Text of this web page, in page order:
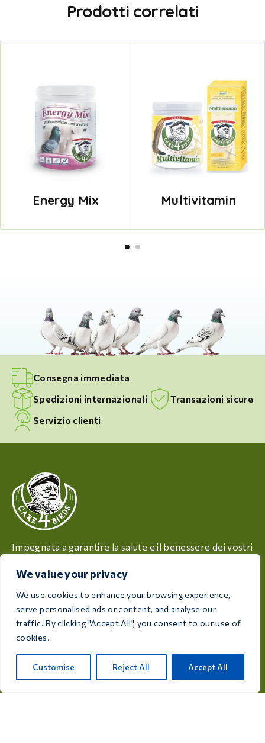
We value your privacy
We use cookies to enhance your browsing experience,
serve personalised ads or content, and analyse our
traffic. By clicking "Accept All", you consent to our use of
cookies.
Customise Reject All Accept All
Prodotti correlati
Energy Mix Multivitamin
Consegna immediata
Spedizioni internazionali
Transazioni sicure
Servizio clienti
Impegnata a garantire la salute e il benessere dei vostri
pensati per soddisfare le esigenze di ogni allevatore e
appassionato di uccelli.
Rijksweg 28a, 7975 RT Uffelte, Netherlands
info@care4bird.nl
Informazioni